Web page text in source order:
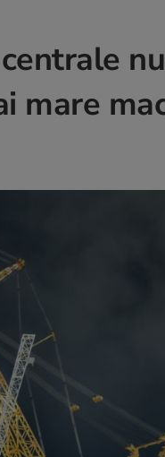
mare